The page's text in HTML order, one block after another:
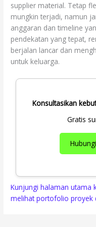
supplier material. Tetap
mungkin terjadi, namun
anggaran dan timeline
pendekatan yang tepat,
berjalan lancar dan
untuk keluarga.
Konsultasikan
Gratis
Kunjungi halaman utama
melihat portofolio proyek